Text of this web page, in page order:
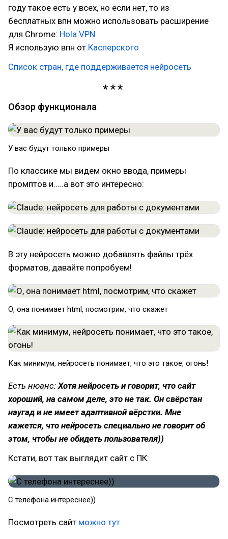
году такое есть у всех, но если нет, то из
бесплатных впн можно использовать расширение
для Chrome: Hola VPN
Я использую впн от Касперского
Список стран, где поддерживается нейросеть
Обзор функционала
У вас будут только примеры
По классике мы видем окно ввода, примеры
промптов и.....а вот это интересно:
В эту нейросеть можно добавлять файлы трёх
форматов, давайте попробуем!
О, она понимает html, посмотрим, что скажет
Как минимум, нейросеть понимает, что это такое, огонь!
Есть нюанс: Хотя нейросеть и говорит, что сайт
хороший, на самом деле, это не так. Он свёрстан
наугад и не имеет адаптивной вёрстки. Мне
кажется, что нейросеть специально не говорит об
этом, чтобы не обидеть пользователя))
Кстати, вот так выглядит сайт с ПК:
С телефона интереснее))
Посмотреть сайт можно тут